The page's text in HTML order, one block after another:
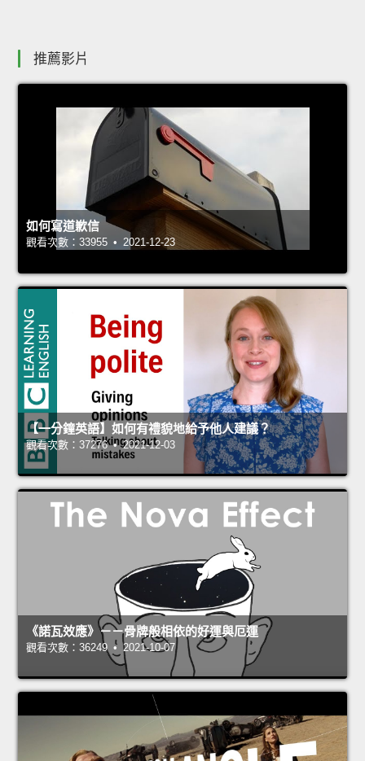
推薦影片
如何寫道歉信
觀看次數：33955 • 2021-12-23
【一分鐘英語】如何有禮貌地給予他人建議？
觀看次數：37276 • 2021-12-03
《諾瓦效應》－－骨牌般相依的好運與厄運
觀看次數：36249 • 2021-10-07